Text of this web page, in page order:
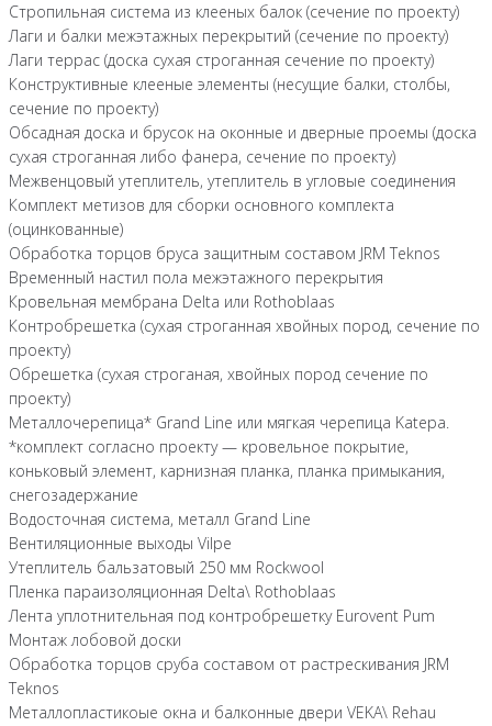
Стропильная система из клееных балок (сечение по проекту)
Лаги и балки межэтажных перекрытий (сечение по проекту)
Лаги террас (доска сухая строганная сечение по проекту)
Конструктивные клееные элементы (несущие балки, столбы,
сечение по проекту)
Обсадная доска и брусок на оконные и дверные проемы (доска
сухая строганная либо фанера, сечение по проекту)
Межвенцовый утеплитель, утеплитель в угловые соединения
Комплект метизов для сборки основного комплекта
(оцинкованные)
Обработка торцов бруса защитным составом JRM Teknos
Временный настил пола межэтажного перекрытия
Кровельная мембрана Delta или Rothoblaas
Контробрешетка (сухая строганная хвойных пород, сечение по
проекту)
Обрешетка (сухая строганая, хвойных пород сечение по
проекту)
Металлочерепица* Grand Line или мягкая черепица Katepa.
*комплект согласно проекту — кровельное покрытие,
коньковый элемент, карнизная планка, планка примыкания,
снегозадержание
Водосточная система, металл Grand Line
Вентиляционные выходы Vilpe
Утеплитель бальзатовый 250 мм Rockwool
Пленка параизоляционная Delta\ Rothoblaas
Лента уплотнительная под контробрешетку Eurovent Pum
Монтаж лобовой доски
Обработка торцов сруба составом от растрескивания JRM
Teknos
Металлопластикоые окна и балконные двери VEKA\ Rehau